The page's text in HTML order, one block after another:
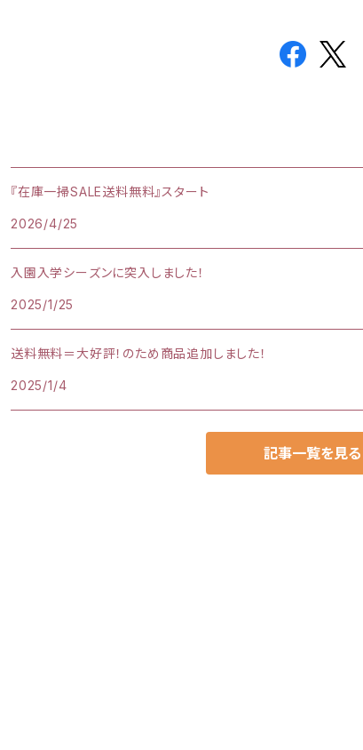
『在庫一掃SALE送料無料』スタート
2026/4/25
入園入学シーズンに突入しました！
2025/1/25
送料無料＝大好評！のため商品追加しました！
2025/1/4
記事一覧を見る